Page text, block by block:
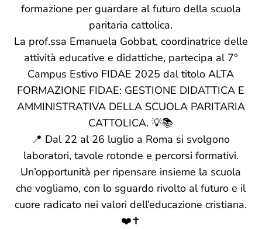
formazione per guardare al futuro della scuola
paritaria cattolica.
La prof.ssa Emanuela Gobbat, coordinatrice delle
attività educative e didattiche, partecipa al 7°
Campus Estivo FIDAE 2025 dal titolo ALTA
FORMAZIONE FIDAE: GESTIONE DIDATTICA E
AMMINISTRATIVA DELLA SCUOLA PARITARIA
CATTOLICA. 💡📚
📍 Dal 22 al 26 luglio a Roma si svolgono
laboratori, tavole rotonde e percorsi formativi.
Un’opportunità per ripensare insieme la scuola
che vogliamo, con lo sguardo rivolto al futuro e il
cuore radicato nei valori dell’educazione cristiana.
❤️✝️